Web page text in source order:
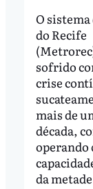
O
do Recife
sofrido
crise
mais de
década,
operando
da